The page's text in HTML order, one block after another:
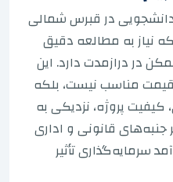
دانشجویی در قبرس شمالی
نیاز به مطالعه دقیق
در درازمدت دارد. این
مناسب نیست، بلکه
پروژه، نزدیکی به
قانونی و اداری
سرمایه‌گذاری تأثیر